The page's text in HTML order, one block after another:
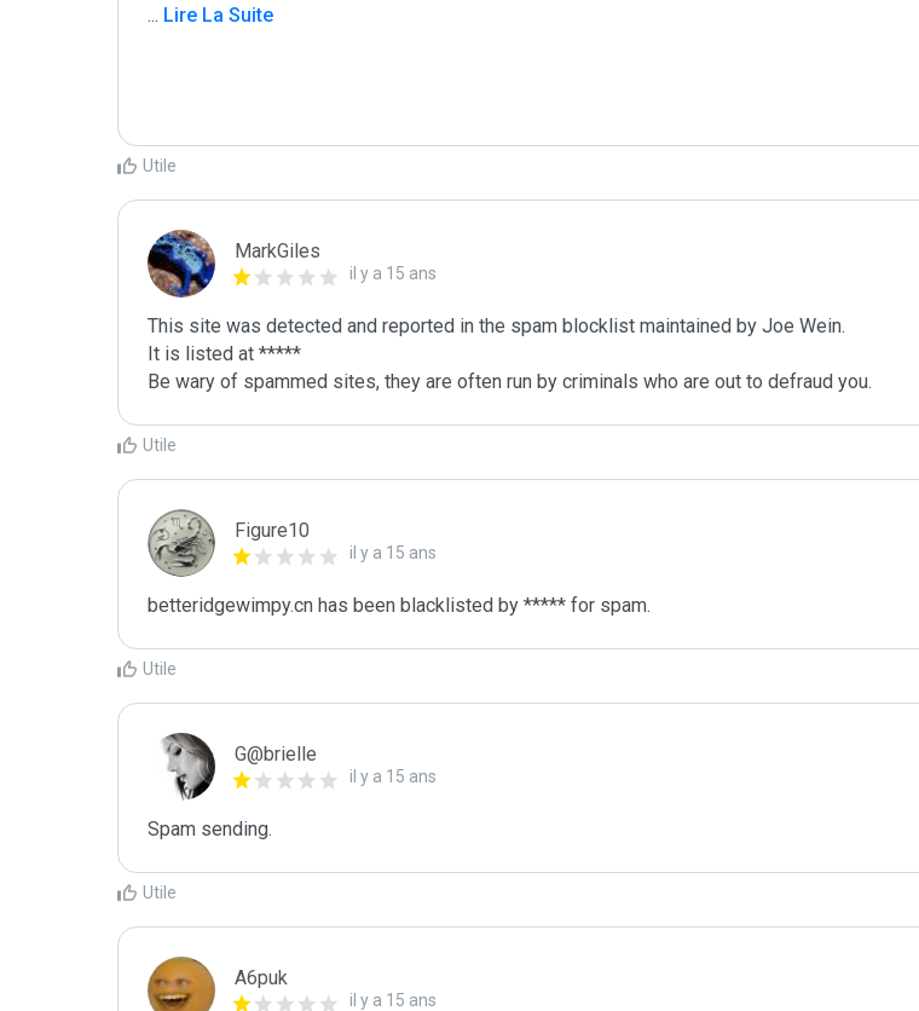
... Lire La Suite
Utile
MarkGiles
il y a 15 ans
This site was detected and reported in the spam blocklist maintained by Joe Wein.
It is listed at *****
Be wary of spammed sites, they are often run by criminals who are out to defraud you.
Utile
Figure10
il y a 15 ans
betteridgewimpy.cn has been blacklisted by ***** for spam.
Utile
G@brielle
il y a 15 ans
Spam sending.
Utile
A6puk
il y a 15 ans